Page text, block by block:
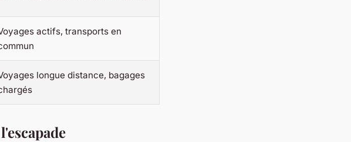
actifs, transports en
longue distance, bagages